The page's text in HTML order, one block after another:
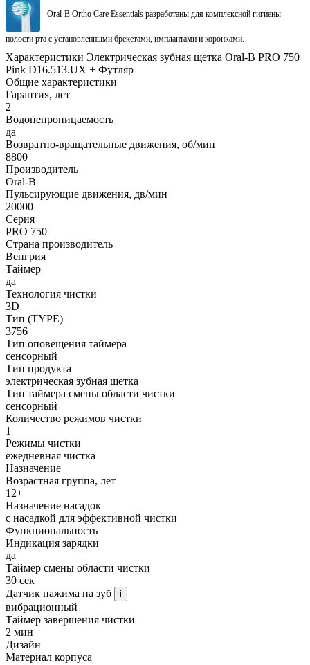
Oral-B Ortho Care Essentials разработаны для комплексной гигиены
полости рта с установленными брекетами, имплантами и коронками.
Характеристики Электрическая зубная щетка Oral-B PRO 750
Pink D16.513.UX + Футляр
Общие характеристики
Гарантия, лет
2
Водонепроницаемость
да
Возвратно-вращательные движения, об/мин
8800
Производитель
Oral-B
Пульсирующие движения, дв/мин
20000
Серия
PRO 750
Страна производитель
Венгрия
Таймер
да
Технология чистки
3D
Тип (TYPE)
3756
Тип оповещения таймера
сенсорный
Тип продукта
электрическая зубная щетка
Тип таймера смены области чистки
сенсорный
Количество режимов чистки
1
Режимы чистки
ежедневная чистка
Назначение
Возрастная группа, лет
12+
Назначение насадок
с насадкой для эффективной чистки
Функциональность
Индикация зарядки
да
Таймер смены области чистки
30 сек
Датчик нажима на зуб
i
вибрационный
Таймер завершения чистки
2 мин
Дизайн
Материал корпуса